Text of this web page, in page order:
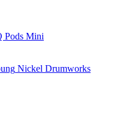
Pods Mini
Nickel Drumworks